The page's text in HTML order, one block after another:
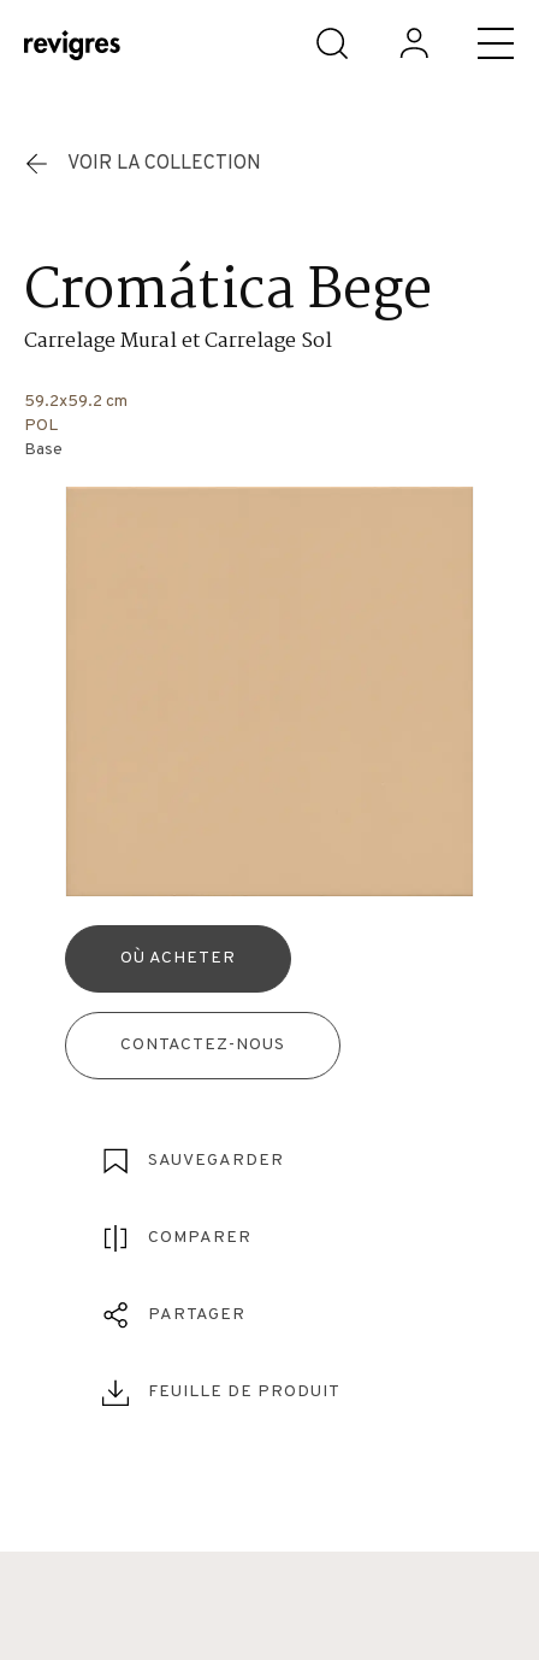
Aller au contenu principal
VOIR LA COLLECTION
Cromática Bege
Carrelage Mural et Carrelage Sol
59.2x59.2 cm
POL
Base
OÙ ACHETER
CONTACTEZ-NOUS
SAUVEGARDER
COMPARER
PARTAGER
FEUILLE DE PRODUIT